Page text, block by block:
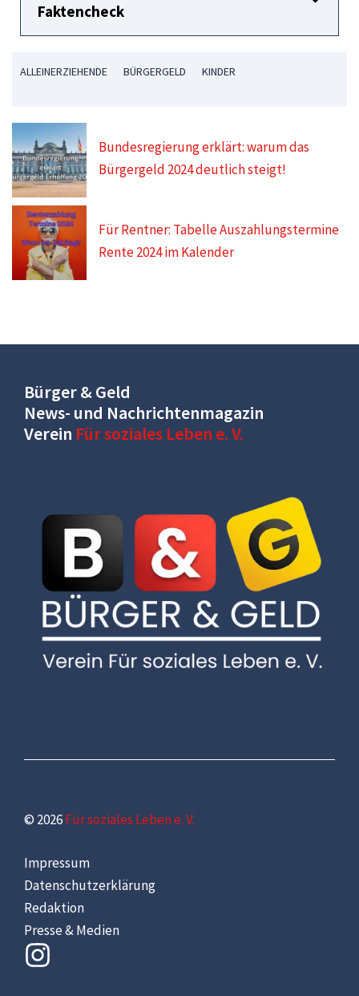
Faktencheck
ALLEINERZIEHENDE BÜRGERGELD KINDER
Bundesregierung erklärt: warum das
Bürgergeld 2024 deutlich steigt!
Für Rentner: Tabelle Auszahlungstermine
Rente 2024 im Kalender
Bürger & Geld
News- und Nachrichtenmagazin
Verein Für soziales Leben e. V.
© 2026Für soziales Leben e. V.
Impressum
Datenschutzerklärung
Redaktion
Presse & Medien